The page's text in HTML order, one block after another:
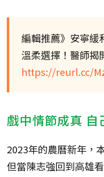
編輯推薦》安寧緩
溫柔選擇！醫師揭
https://reurl.cc/
戲中情節成真 自
2023年的農曆新年，
但當陳志強回到高雄